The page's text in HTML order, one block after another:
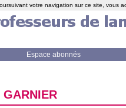
Espace abonnés
GARNIER
votre navigation sur ce site, vous